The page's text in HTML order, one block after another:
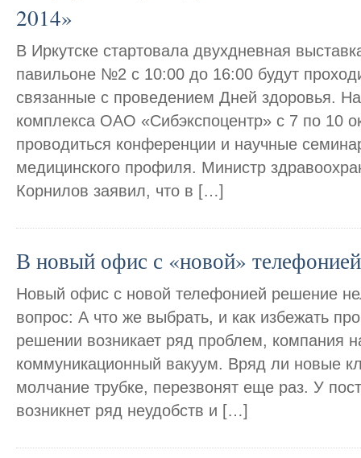
2014»
В Иркутске стартовала двухдневная
павильоне №2 с 10:00 до 16:00 будут
связанные с проведением Дней здоровья.
комплекса ОАО «Сибэкспоцентр» с 7 по 10
проводиться конференции и научные
медицинского профиля. Министр
Корнилов заявил, что в […]
В новый офис с «новой» телефонией
Новый офис с новой телефонией решение
вопрос: А что же выбрать, и как избежать
решении возникает ряд проблем, компания
коммуникационный вакуум. Вряд ли новые
молчание трубке, перезвонят еще раз. У
возникнет ряд неудобств и […]